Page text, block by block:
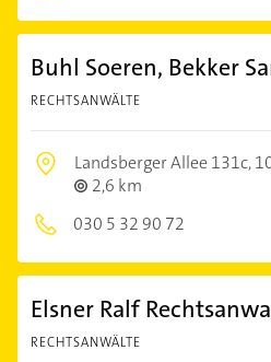
Buhl Soeren, Bekker
RECHTSANWÄLTE
Landsberger Allee 131c,
2,6 km
030 5 32 90 72
Elsner Ralf
RECHTSANWÄLTE